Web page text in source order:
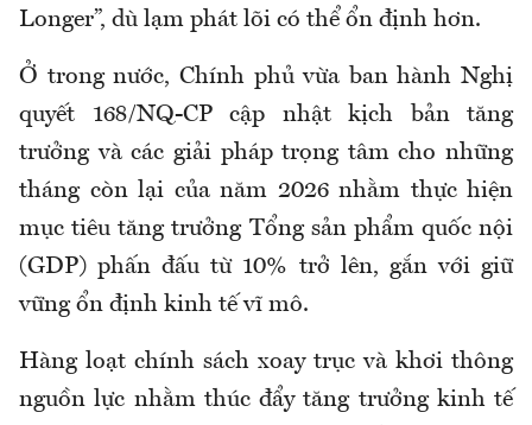
Longer”, dù lạm phát lõi có thể ổn định hơn.
Ở trong nước, Chính phủ vừa ban hành Nghị
quyết 168/NQ-CP cập nhật kịch bản tăng
trưởng và các giải pháp trọng tâm cho những
tháng còn lại của năm 2026 nhằm thực hiện
mục tiêu tăng trưởng Tổng sản phẩm quốc nội
(GDP) phấn đấu từ 10% trở lên, gắn với giữ
vững ổn định kinh tế vĩ mô.
Hàng loạt chính sách xoay trục và khơi thông
nguồn lực nhằm thúc đẩy tăng trưởng kinh tế